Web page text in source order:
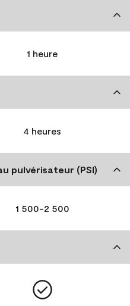
1 heure
4 heures
pulvérisateur (PSI)
1 500-2 500